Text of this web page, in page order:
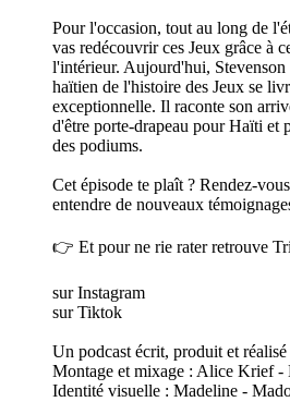
Pour l'occasion, tout au long de
vas redécouvrir ces Jeux grâce à
l'intérieur. Aujourd'hui,
haïtien de l'histoire des Jeux se
exceptionnelle. Il raconte son
d'être porte-drapeau pour Haïti et
des podiums.
Cet épisode te plaît ? Rendez-
entendre de nouveaux
👉 Et pour ne rie rater retrouve
sur Instagram
sur Tiktok
Un podcast écrit, produit et
Montage et mixage : Alice Krief -
Identité visuelle : Madeline -